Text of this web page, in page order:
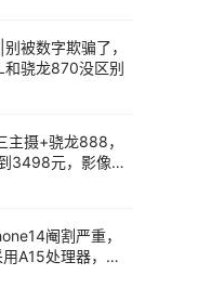
被数字欺骗了，
骁龙870没区别
主摄+骁龙888，
3498元，影像豪
阉割严重，
A15处理器，挖